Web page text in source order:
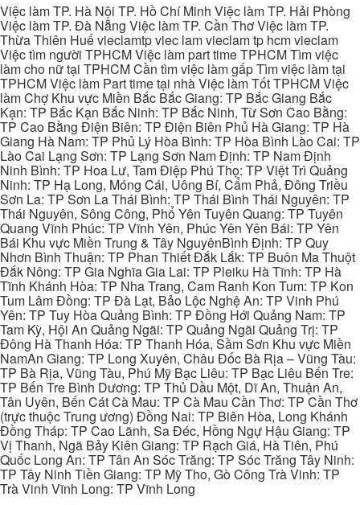
Việc làm TP. Hà Nội TP. Hồ Chí Minh Việc làm TP. Hải Phòng
Việc làm TP. Đà Nẵng Việc làm TP. Cần Thơ Việc làm TP.
Thừa Thiên Huế vieclamtp viec lam vieclam tp hcm vieclam
Việc tìm người TPHCM Việc làm part time TPHCM Tìm việc
làm cho nữ tại TPHCM Cần tìm việc làm gấp Tìm việc làm tại
TPHCM Việc làm Part time tại nhà Việc làm Tốt TPHCM Việc
làm Chợ Khu vực Miền Bắc Bắc Giang: TP Bắc Giang Bắc
Kạn: TP Bắc Kạn Bắc Ninh: TP Bắc Ninh, Từ Sơn Cao Bằng:
TP Cao Bằng Điện Biên: TP Điện Biên Phủ Hà Giang: TP Hà
Giang Hà Nam: TP Phủ Lý Hòa Bình: TP Hòa Bình Lào Cai: TP
Lào Cai Lạng Sơn: TP Lạng Sơn Nam Định: TP Nam Định
Ninh Bình: TP Hoa Lư, Tam Điệp Phú Thọ: TP Việt Trì Quảng
Ninh: TP Hạ Long, Móng Cái, Uông Bí, Cẩm Phả, Đông Triều
Sơn La: TP Sơn La Thái Bình: TP Thái Bình Thái Nguyên: TP
Thái Nguyên, Sông Công, Phổ Yên Tuyên Quang: TP Tuyên
Quang Vĩnh Phúc: TP Vĩnh Yên, Phúc Yên Yên Bái: TP Yên
Bái Khu vực Miền Trung & Tây NguyênBình Định: TP Quy
Nhơn Bình Thuận: TP Phan Thiết Đắk Lắk: TP Buôn Ma Thuột
Đắk Nông: TP Gia Nghĩa Gia Lai: TP Pleiku Hà Tĩnh: TP Hà
Tĩnh Khánh Hòa: TP Nha Trang, Cam Ranh Kon Tum: TP Kon
Tum Lâm Đồng: TP Đà Lạt, Bảo Lộc Nghệ An: TP Vinh Phú
Yên: TP Tuy Hòa Quảng Bình: TP Đồng Hới Quảng Nam: TP
Tam Kỳ, Hội An Quảng Ngãi: TP Quảng Ngãi Quảng Trị: TP
Đông Hà Thanh Hóa: TP Thanh Hóa, Sầm Sơn Khu vực Miền
NamAn Giang: TP Long Xuyên, Châu Đốc Bà Rịa – Vũng Tàu:
TP Bà Rịa, Vũng Tàu, Phú Mỹ Bạc Liêu: TP Bạc Liêu Bến Tre:
TP Bến Tre Bình Dương: TP Thủ Dầu Một, Dĩ An, Thuận An,
Tân Uyên, Bến Cát Cà Mau: TP Cà Mau Cần Thơ: TP Cần Thơ
(trực thuộc Trung ương) Đồng Nai: TP Biên Hòa, Long Khánh
Đồng Tháp: TP Cao Lãnh, Sa Đéc, Hồng Ngự Hậu Giang: TP
Vị Thanh, Ngã Bảy Kiên Giang: TP Rạch Giá, Hà Tiên, Phú
Quốc Long An: TP Tân An Sóc Trăng: TP Sóc Trăng Tây Ninh:
TP Tây Ninh Tiền Giang: TP Mỹ Tho, Gò Công Trà Vinh: TP
Trà Vinh Vĩnh Long: TP Vĩnh Long